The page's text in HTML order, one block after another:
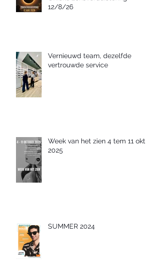
12/8/26
Vernieuwd team, dezelfde
vertrouwde service
Week van het zien 4 tem 11 okt
2025
SUMMER 2024